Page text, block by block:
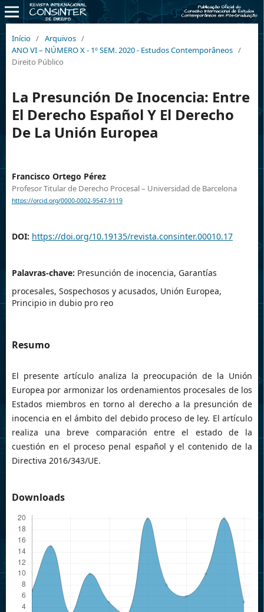
Início / Arquivos /
ANO VI – NÚMERO X - 1º SEM. 2020 - Estudos Contemporâneos /
Direito Público
La Presunción De Inocencia: Entre
El Derecho Español Y El Derecho
De La Unión Europea
Francisco Ortego Pérez
Profesor Titular de Derecho Procesal – Universidad de Barcelona
https://orcid.org/0000-0002-9547-9119
DOI: https://doi.org/10.19135/revista.consinter.00010.17
Palavras-chave: Presunción de inocencia, Garantías
procesales, Sospechosos y acusados, Unión Europea,
Principio in dubio pro reo
Resumo
El presente artículo analiza la preocupación de la Unión
Europea por armonizar los ordenamientos procesales de los
Estados miembros en torno al derecho a la presunción de
inocencia en el ámbito del debido proceso de ley. El artículo
realiza una breve comparación entre el estado de la
cuestión en el proceso penal español y el contenido de la
Directiva 2016/343/UE.
Downloads